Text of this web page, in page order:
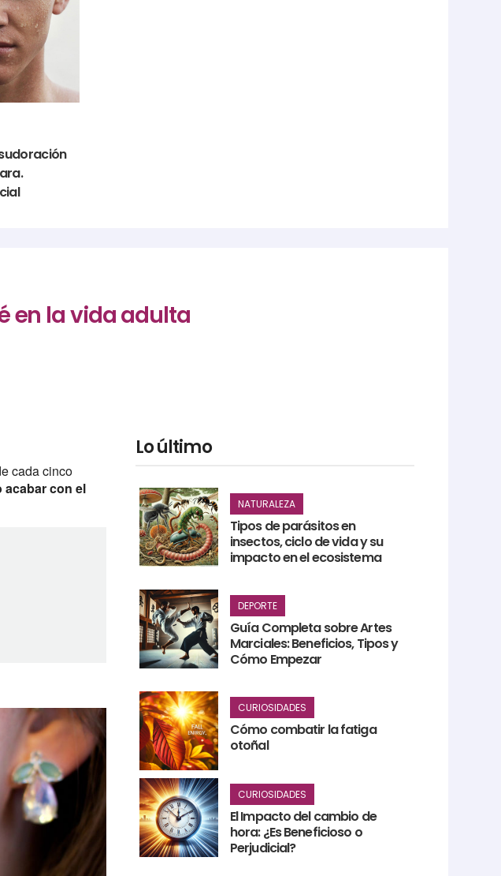
en la vida adulta
cada cinco
acabar con el
Lo último
NATURALEZA
Tipos de parásitos en
insectos, ciclo de vida y su
impacto en el ecosistema
DEPORTE
Guía Completa sobre Artes
Marciales: Beneficios, Tipos y
Cómo Empezar
CURIOSIDADES
Cómo combatir la fatiga
otoñal
CURIOSIDADES
El Impacto del cambio de
hora: ¿Es Beneficioso o
Perjudicial?